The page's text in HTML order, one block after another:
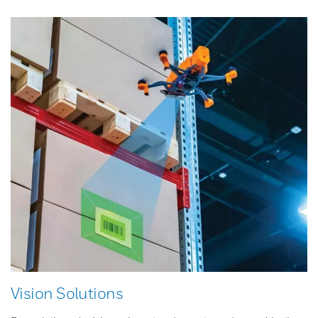
Vision Solutions